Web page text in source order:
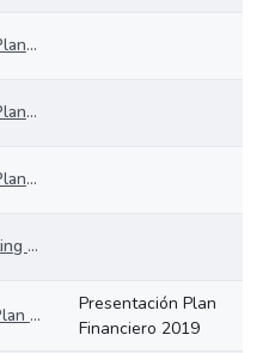
Actualización Plan Financiero 2023
Actualización Plan Financiero 2024
Actualización Plan Financiero 2025
Investors Meeting ministro IRC 18.12.2024
Presentación Plan Financiero 2019
Presentación Plan
Financiero 2019